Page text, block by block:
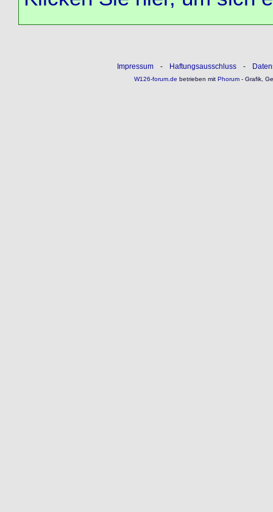
Impressum - Haftungsausschluss -
W126-forum.de betrieben mitPhorum- Grafik,